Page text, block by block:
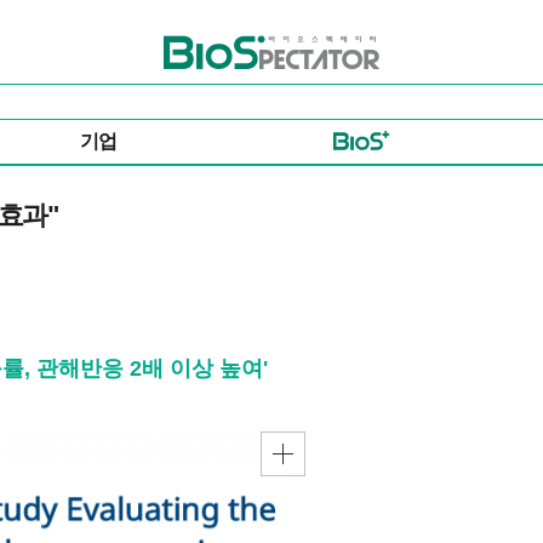
바이오스펙테이터
기업
과"
, 관해반응 2배 이상 높여'